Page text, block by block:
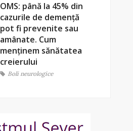
OMS: până la 45% din
cazurile de demență
pot fi prevenite sau
amânate. Cum
menținem sănătatea
creierului
Boli neurologice